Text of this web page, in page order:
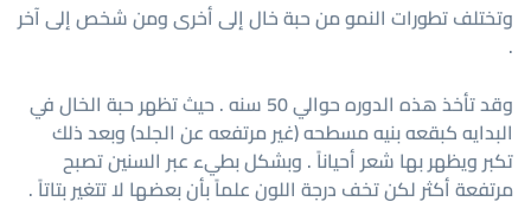
وتختلف تطورات النمو من حبة خال إلى أخرى ومن شخص إلى آخر
وقد تأخذ هذه الدوره حوالي 50 سنه . حيث تظهر حبة الخال في
البدايه كبقعه بنيه مسطحه (غير مرتفعه عن الجلد) وبعد ذلك
تكبر ويظهر بها شعر أحياناً . وبشكل بطيء عبر السنين تصبح
مرتفعة أكثر لكن تخف درجة اللون علماً بأن بعضها لا تتغير بتاتاً .